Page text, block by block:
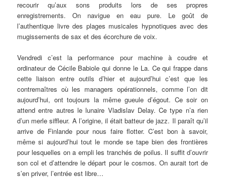
recourir qu’aux sons produits lors de ses propres
enregistrements. On navigue en eau pure. Le goût de
l’authentique livre des plages musicales hypnotiques avec des
mugissements de sax et des écorchure de voix.
Vendredi c’est la performance pour machine à coudre et
ordinateur de Cécile Babiole qui donne le La. Ce qui frappe dans
cette liaison entre outils d’hier et aujourd’hui c’est que les
contremaîtres où les managers opérationnels, comme l’on dit
aujourd’hui, ont toujours la même gueule d’égout. Ce soir on
attend entre autres le lunaire Vladislav Delay. Ce type n’a rien
d’un merle siffleur. A l’origine, il était batteur de jazz. Il paraît qu’il
arrive de Finlande pour nous faire flotter. C’est bon à savoir,
même si aujourd’hui tout le monde se tape bien des frontières
pour lesquelles on a empli les tranchés de poilus. Il suffit d’ouvrir
son col et d’attendre le départ pour le cosmos. On aurait tort de
s’en priver, l’entrée est libre…